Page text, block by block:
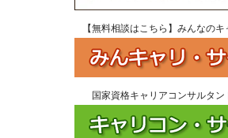
【無料相談はこちら】みんなの
国家資格キャリアコンサルタン